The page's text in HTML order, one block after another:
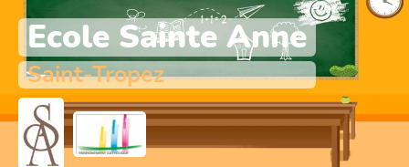
Ecole Sainte Anne
Saint-Tropez